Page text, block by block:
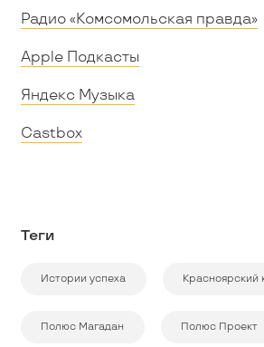
Радио «Комсомольская правда»
Apple Подкасты
Яндекс Музыка
Castbox
Теги
Истории успеха Красноярский
Полюс Магадан Полюс Проект